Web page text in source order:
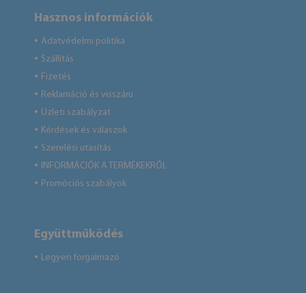
Hasznos információk
● Adatvédelmi politika
● Szállítás
● Fizetés
● Reklamáció és visszáru
● Üzleti szabályzat
● Kérdések és válaszok
● Szerelési utasítás
● INFORMÁCIÓK A TERMÉKEKRŐL
● Promóciós szabályok
Együttműködés
● Legyen forgalmazó